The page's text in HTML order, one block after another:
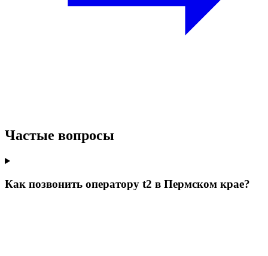
Частые вопросы
Как позвонить оператору t2 в Пермском крае?